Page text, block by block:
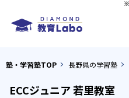
塾・学習塾TOP 長野県の学習塾
ECCジュニア 若里教室